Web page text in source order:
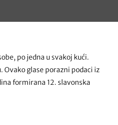
po jedna u svakoj kući.
Ovako glase porazni podaci iz
formirana 12. slavonska